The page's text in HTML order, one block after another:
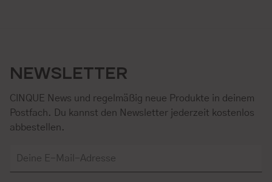
NEWSLETTER
CINQUE News und regelmäßig neue Produkte in deinem
Postfach. Du kannst den Newsletter jederzeit kostenlos
abbestellen.